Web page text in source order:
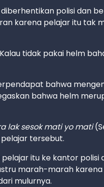
polisi dan
karena pelajar itu tak
tidak pakai helm
bahwa
bahwa helm
lak sesok mati yo mati
tersebut.
itu ke kantor
marah-marah
mulurnya.